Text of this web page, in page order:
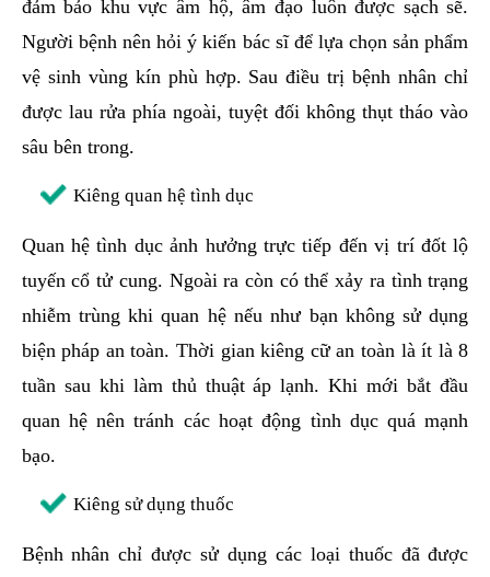
đảm bảo khu vực âm hộ, âm đạo luôn được sạch sẽ.
Người bệnh nên hỏi ý kiến bác sĩ để lựa chọn sản phẩm
vệ sinh vùng kín phù hợp. Sau điều trị bệnh nhân chỉ
được lau rửa phía ngoài, tuyệt đối không thụt tháo vào
sâu bên trong.
Kiêng quan hệ tình dục
Quan hệ tình dục ảnh hưởng trực tiếp đến vị trí đốt lộ
tuyến cổ tử cung. Ngoài ra còn có thể xảy ra tình trạng
nhiễm trùng khi quan hệ nếu như bạn không sử dụng
biện pháp an toàn. Thời gian kiêng cữ an toàn là ít là 8
tuần sau khi làm thủ thuật áp lạnh. Khi mới bắt đầu
quan hệ nên tránh các hoạt động tình dục quá mạnh
bạo.
Kiêng sử dụng thuốc
Bệnh nhân chỉ được sử dụng các loại thuốc đã được